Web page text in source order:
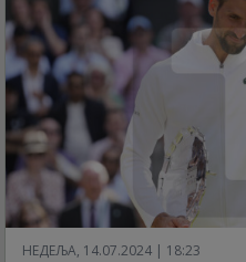
НЕДЕЉА, 14.07.2024 | 18:23